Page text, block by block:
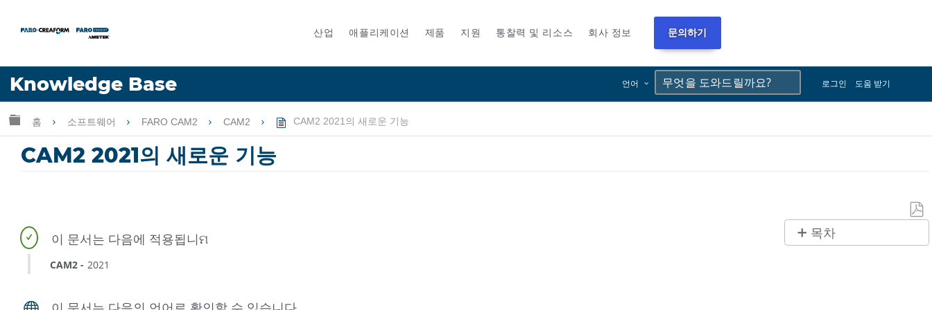
산업 애플리케이션 제품 지원 통찰력 및 리소스 회사 정보 문의하기
Knowledge Base 언어 로그인 도움 받기
언어
글로벌 계층 확장/축소
홈 소프트웨어 FARO CAM2 CAM2 CAM2 2021의 새로운 기능
CAM2 2021의 새로운 기능
로
목차
CAM2 2021